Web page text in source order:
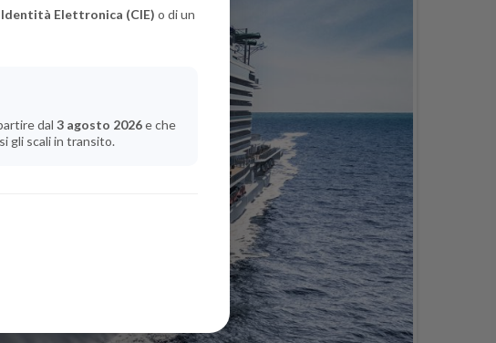
Elettronica (CIE) o di un
dal 3 agosto 2026e che
gli scali in transito.